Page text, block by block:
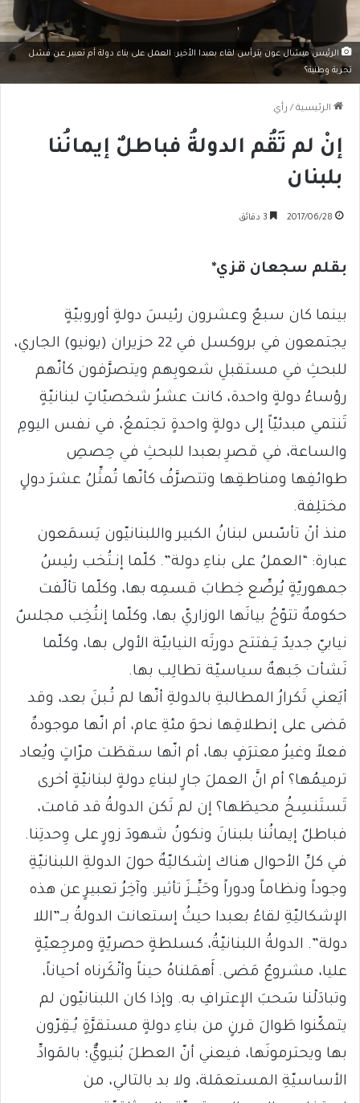
الرئيس ميشال عون يترأس لقاء بعبدا الأخير: العمل على بناء دولة أم تعبير عن فشل
تجربة وطنية؟
الرئيسية / رأي
إنْ لم تَقُم الدولةُ فباطلٌ إيمانُنا
بلبنان
2017/06/28
بقلم سجعان قزي*
بينما كان سبعٌ وعشرون رئيسَ دولةٍ أوروبيّةٍ
يجتمعون في بروكسل في 22 حزيران (يونيو) الجاري،
للبحثِ في مستقبلِ شعوبِهم ويتصرَّفون كأنّهم
رؤساءُ دولةٍ واحدة، كانت عشرُ شخصيّاتٍ لبنانيّةٍ
تَنتمي مبدئيّاً إلى دولةٍ واحدةٍ تجتمعُ، في نفس اليومِ
والساعة، في قصرِ بعبدا للبحثِ في حِصصِ
طوائفِها ومناطقِها وتتصرَّفُ كأنّها تُمثِّلُ عشرَ دولٍ
مختلِفة.
منذ أنْ تأسّس لبنانُ الكبير واللبنانيّون يَسمَعون
عبارة: “العملُ على بناءِ دولة”. كلّما إنـتُخب رئيسُ
جمهوريّةٍ يُرصِّع خِطابَ قسمِه بها، وكلّما تألّفت
حكومةٌ تتوّجُ بيانَها الوزاريّ بها، وكلّما إنتُخِب مجلسٌ
نيابيّ جديدٌ يَـفتتح دورتَه النيابيّة الأولى بها، وكلّما
نَشأت جَبهةٌ سياسيّة تطالِب بها.
أيَعني تَكرارُ المطالبةِ بالدولةِ أنّها لم تُـبنَ بعد، وقد
مَضى على إنطلاقِها نحوَ مئةِ عام، أم انّها موجودةٌ
فعلاً وغيرُ معترَفٍ بها، أم انّها سقطَت مرّاتٍ ويُعاد
ترميمُها؟ أم انَّ العملَ جارٍ لبناءِ دولةٍ لبنانيّةٍ أخرى
تَستَنسِخُ محيطَها؟ إن لم تَكن الدولةُ قد قامت،
فباطلٌ إيمانُنا بلبنانَ ونكونُ شهودَ زورٍ على وِحدتِنا.
في كلِّ الأحوال هناك إشكاليّةٌ حولَ الدولةِ اللبنانيّةِ
وجوداً ونظاماً ودوراً وحَيِّــزَ تأثير. وآخِرُ تعبيرٍ عن هذه
الإشكاليّةِ لقاءُ بعبدا حيثُ إستعانت الدولةُ بــ”اللا
دولة”. الدولةُ اللبنانيّةُ، كسلطةٍ حصريّةٍ ومرجِعيّةٍ
عليا، مشروعٌ مَضى. أَهمَلناهُ حيناً وأنْكَرناه أحياناً،
وتبادَلْنا سَحبَ الإعترافِ به. وإذا كان اللبنانيّون لم
يتمكّنوا طَوالَ قرنٍ من بناءِ دولةٍ مستقرَّةٍ يُـقِرّون
بها ويحترمونَها، فيعني أنّ العطلَ بُنيويٌّ؛ بالمَوادِّ
الأساسيّةِ المستعمَلة، ولا بد بالتالي، من